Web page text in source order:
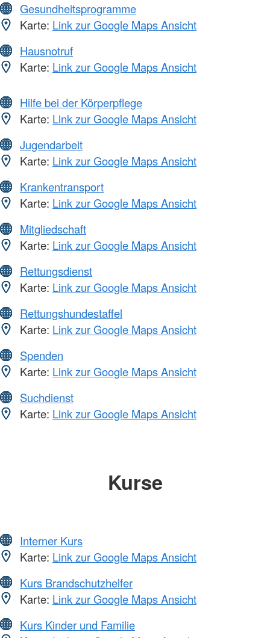
Gesundheitsprogramme
Karte: Link zur Google Maps Ansicht
Hausnotruf
Karte: Link zur Google Maps Ansicht
Hilfe bei der Körperpflege
Karte: Link zur Google Maps Ansicht
Jugendarbeit
Karte: Link zur Google Maps Ansicht
Krankentransport
Karte: Link zur Google Maps Ansicht
Mitgliedschaft
Karte: Link zur Google Maps Ansicht
Rettungsdienst
Karte: Link zur Google Maps Ansicht
Rettungshundestaffel
Karte: Link zur Google Maps Ansicht
Spenden
Karte: Link zur Google Maps Ansicht
Suchdienst
Karte: Link zur Google Maps Ansicht
Kurse
Interner Kurs
Karte: Link zur Google Maps Ansicht
Kurs Brandschutzhelfer
Karte: Link zur Google Maps Ansicht
Kurs Kinder und Familie